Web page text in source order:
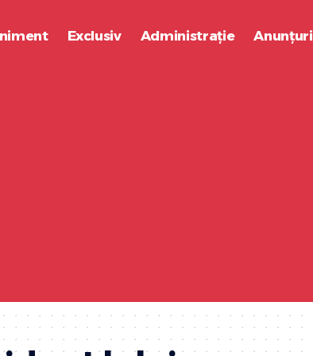
Exclusiv Administrație Anunțuri